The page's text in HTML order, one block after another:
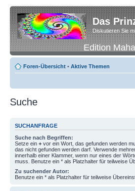
Das
Diskutieren Sie
Edition
Foren-Übersicht • Aktive Themen
Suche
SUCHANFRAGE
Suche nach Begriffen:
Setze ein + vor ein Wort, das gefunden werden
das nicht gefunden werden darf. Verwende
innerhalb einer Klammer, wenn nur eines der
muss. Benutze ein * als Platzhalter für teilweise
Zu suchender Autor:
Benutze ein * als Platzhalter für teilweise